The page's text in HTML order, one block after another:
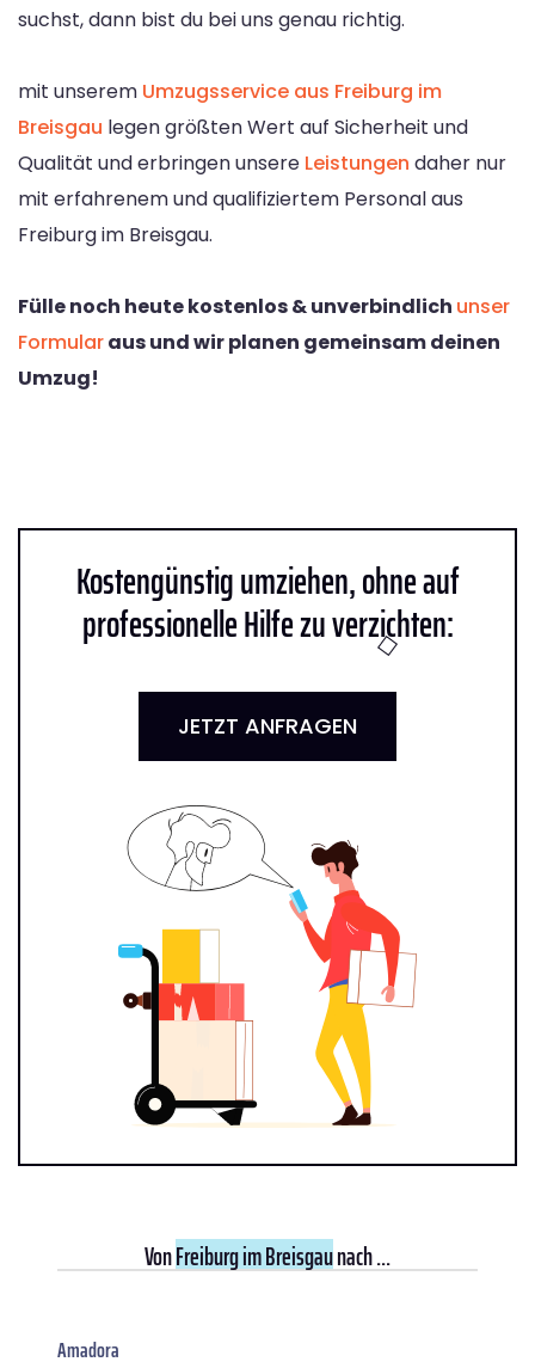
suchst, dann bist du bei uns genau richtig.
mit unserem Umzugsservice aus Freiburg im
Breisgau legen größten Wert auf Sicherheit und
Qualität und erbringen unsere Leistungen daher nur
mit erfahrenem und qualifiziertem Personal aus
Freiburg im Breisgau.
Fülle noch heute kostenlos & unverbindlich unser
Formularaus und wir planen gemeinsam deinen
Umzug!
Kostengünstig umziehen, ohne auf
professionelle Hilfe zu verzichten:
JETZT ANFRAGEN
VonFreiburg im Breisgaunach ...
Amadora